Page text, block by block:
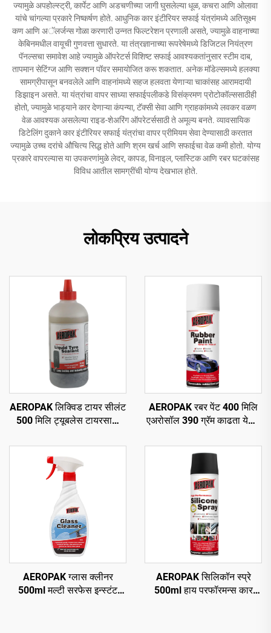
ज्यामुळे अपहोल्स्ट्री, कार्पेट आणि अडचणीच्या जागी घुसलेल्या धूळ, कचरा आणि ओलावा
यांचे चांगल्या प्रकारे निष्कर्षण होते. आधुनिक कार इंटीरियर सफाई यंत्रांमध्ये अतिसूक्ष्म
कण आणि अॅलर्जन्स गोळा करणारी उन्नत फिल्टरेशन प्रणाली असते, ज्यामुळे वाहनाच्या
केबिनमधील वायूची गुणवत्ता सुधारते. या तंत्रज्ञानाच्या रूपरेषेमध्ये डिजिटल नियंत्रण
पॅनल्सचा समावेश आहे ज्यामुळे ऑपरेटर्स विशिष्ट सफाई आवश्यकतांनुसार स्टीम दाब,
तापमान सेटिंग्ज आणि सक्शन पॉवर समायोजित करू शकतात. अनेक मॉडेल्समध्ये हलक्या
सामग्रीपासून बनवलेले आणि वाहनांमध्ये सहज हलवता येणाऱ्या चाकांसह आरामदायी
डिझाइन असते. या यंत्रांचा वापर साध्या सफाईपलीकडे विसंक्रमण प्रोटोकॉल्ससाठीही
होतो, ज्यामुळे भाड्याने कार देणाऱ्या कंपन्या, टॅक्सी सेवा आणि ग्राहकांमध्ये लवकर वळण
वेळ आवश्यक असलेल्या राइड-शेअरिंग ऑपरेटर्ससाठी ते अमूल्य बनते. व्यावसायिक
डिटेलिंग दुकाने कार इंटीरियर सफाई यंत्रांचा वापर प्रीमियम सेवा देण्यासाठी करतात
ज्यामुळे उच्च दरांचे औचित्य सिद्ध होते आणि श्रम खर्च आणि सफाईचा वेळ कमी होतो. योग्य
प्रकारे वापरल्यास या उपकरणांमुळे लेदर, कापड, विनाइल, प्लास्टिक आणि रबर घटकांसह
विविध आतील सामग्रींची योग्य देखभाल होते.
लोकप्रिय उत्पादने
AEROPAK लिक्विड टायर सीलंट
500 मिलि ट्यूबलेस टायरसाठी
आहे
AEROPAK रबर पेंट 400 मिलि
एअरोसॉल 390 ग्रॅम काढता येणारे
AEROPAK ग्लास क्लीनर
500ml मल्टी सरफेस इन्स्टंट
AEROPAK सिलिकॉन स्प्रे
500ml हाय परफॉरमन्स कार